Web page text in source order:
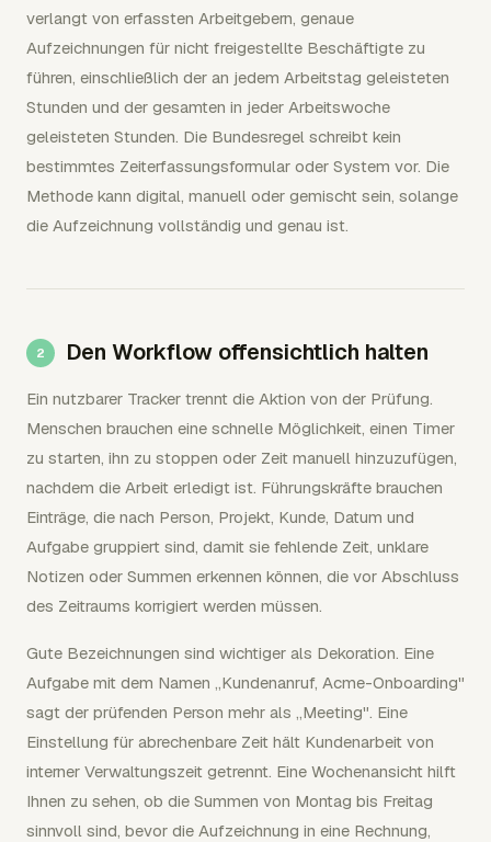
verlangt von erfassten Arbeitgebern, genaue
Aufzeichnungen für nicht freigestellte Beschäftigte zu
führen, einschließlich der an jedem Arbeitstag geleisteten
Stunden und der gesamten in jeder Arbeitswoche
geleisteten Stunden. Die Bundesregel schreibt kein
bestimmtes Zeiterfassungsformular oder System vor. Die
Methode kann digital, manuell oder gemischt sein, solange
die Aufzeichnung vollständig und genau ist.
Den Workflow offensichtlich halten
Ein nutzbarer Tracker trennt die Aktion von der Prüfung.
Menschen brauchen eine schnelle Möglichkeit, einen Timer
zu starten, ihn zu stoppen oder Zeit manuell hinzuzufügen,
nachdem die Arbeit erledigt ist. Führungskräfte brauchen
Einträge, die nach Person, Projekt, Kunde, Datum und
Aufgabe gruppiert sind, damit sie fehlende Zeit, unklare
Notizen oder Summen erkennen können, die vor Abschluss
des Zeitraums korrigiert werden müssen.
Gute Bezeichnungen sind wichtiger als Dekoration. Eine
Aufgabe mit dem Namen „Kundenanruf, Acme-Onboarding"
sagt der prüfenden Person mehr als „Meeting". Eine
Einstellung für abrechenbare Zeit hält Kundenarbeit von
interner Verwaltungszeit getrennt. Eine Wochenansicht hilft
Ihnen zu sehen, ob die Summen von Montag bis Freitag
sinnvoll sind, bevor die Aufzeichnung in eine Rechnung,